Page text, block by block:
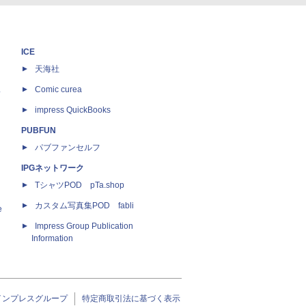
ICE
天海社
Comic curea
impress QuickBooks
PUBFUN
パブファンセルフ
IPGネットワーク
TシャツPOD pTa.shop
カスタム写真集POD fabli
Impress Group Publication
Information
ンプレスグループ 特定商取引法に基づく表示